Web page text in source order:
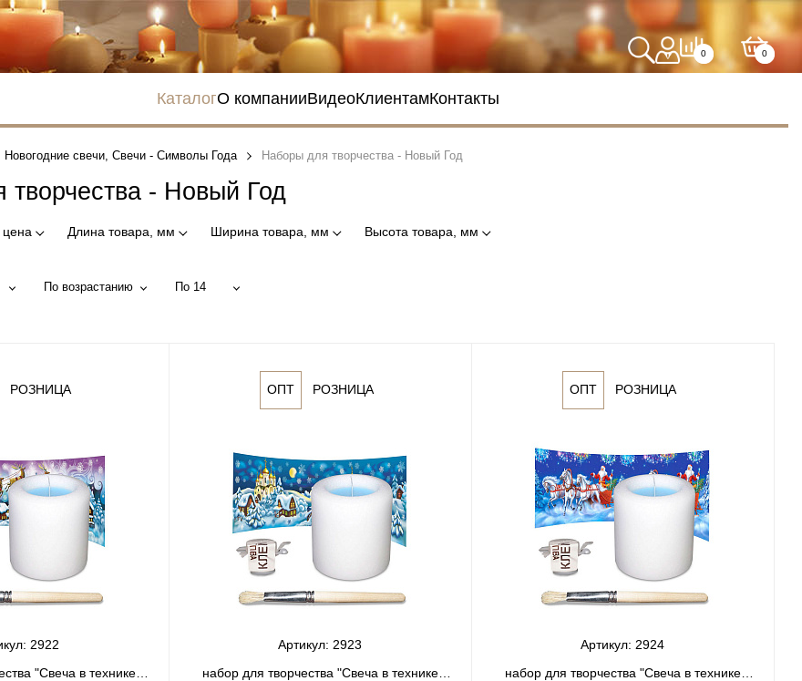
0 0
КаталогО компанииВидеоКлиентамКонтакты
Новогодние свечи, Свечи - Символы Года Наборы для творчества - Новый Год
- Новый Год
цена Длина товара, мм Ширина товара, мм Высота товара, мм
По возрастанию По 14
РОЗНИЦА
2922
"Свеча в технике
ОПТ РОЗНИЦА
Артикул: 2923
набор для творчества "Свеча в технике
ОПТ РОЗНИЦА
Артикул: 2924
набор для творчества "Свеча в технике